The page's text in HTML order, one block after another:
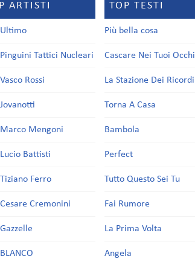
ARTISTI
Tattici Nucleari
Rossi
Mengoni
Battisti
Ferro
Cremonini
TOP TESTI
Più bella cosa
Cascare Nei Tuoi Occhi
La Stazione Dei Ricordi
Torna A Casa
Bambola
Perfect
Tutto Questo Sei Tu
Fai Rumore
La Prima Volta
Angela